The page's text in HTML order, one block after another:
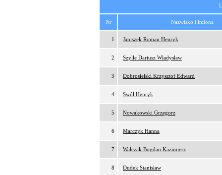
Nr Nazwisko i imiona
1 Janiszek Roman Henryk
2 Szylle Dariusz Władysław
3 Dobrosielski Krzysztof Edward
4 Swół Henryk
5 Nowakowski Grzegorz
6 Marczyk Hanna
7 Walczak Bogdan Kazimierz
8 Dudek Stanisław